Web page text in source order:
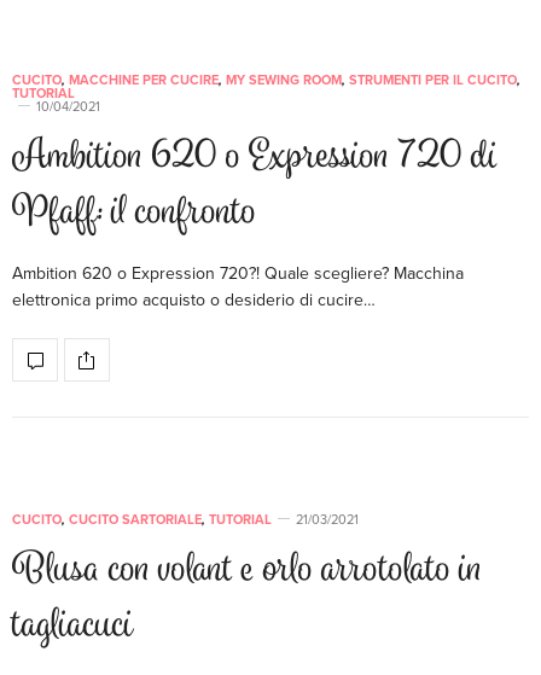
CUCITO, MACCHINE PER CUCIRE, MY SEWING ROOM, STRUMENTI PER IL CUCITO,
TUTORIAL
10/04/2021
Ambition 620 o Expression 720 di
Pfaff: il confronto
Ambition 620 o Expression 720?! Quale scegliere? Macchina
elettronica primo acquisto o desiderio di cucire…
CUCITO, CUCITO SARTORIALE, TUTORIAL 21/03/2021
Blusa con volant e orlo arrotolato in
tagliacuci